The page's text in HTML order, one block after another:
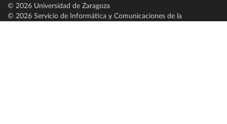
© 2026 Universidad de Zaragoza
© 2026 Servicio de Informática y Comunicaciones de la